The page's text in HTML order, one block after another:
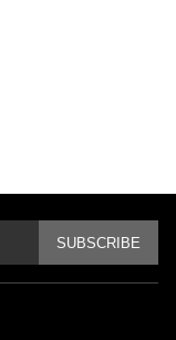
SUBSCRIBE